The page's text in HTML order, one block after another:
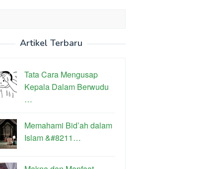
Artikel Terbaru
Tata Cara Mengusap
Kepala Dalam Berwudu
…
Memahami Bid’ah dalam
Islam &#8211…